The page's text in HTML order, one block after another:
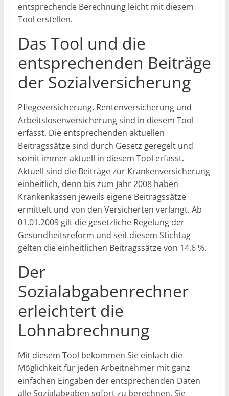
entsprechende Berechnung leicht mit diesem
Tool erstellen.
Das Tool und die
entsprechenden Beiträge
der Sozialversicherung
Pflegeversicherung, Rentenversicherung und
Arbeitslosenversicherung sind in diesem Tool
erfasst. Die entsprechenden aktuellen
Beitragssätze sind durch Gesetz geregelt und
somit immer aktuell in diesem Tool erfasst.
Aktuell sind die Beiträge zur Krankenversicherung
einheitlich, denn bis zum Jahr 2008 haben
Krankenkassen jeweils eigene Beitragssätze
ermittelt und von den Versicherten verlangt. Ab
01.01.2009 gilt die gesetzliche Regelung der
Gesundheitsreform und seit diesem Stichtag
gelten die einheitlichen Beitragssätze von 14.6 %.
Der
Sozialabgabenrechner
erleichtert die
Lohnabrechnung
Mit diesem Tool bekommen Sie einfach die
Möglichkeit für jeden Arbeitnehmer mit ganz
einfachen Eingaben der entsprechenden Daten
alle Sozialabgaben sofort zu berechnen. Sie